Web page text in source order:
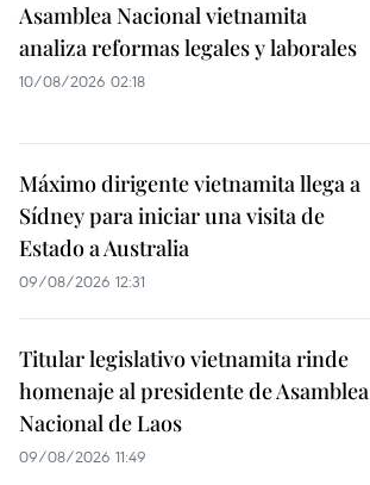
Asamblea Nacional vietnamita
analiza reformas legales y laborales
10/08/2026 02:18
Máximo dirigente vietnamita llega a
Sídney para iniciar una visita de
Estado a Australia
09/08/2026 12:31
Titular legislativo vietnamita rinde
homenaje al presidente de Asamblea
Nacional de Laos
09/08/2026 11:49